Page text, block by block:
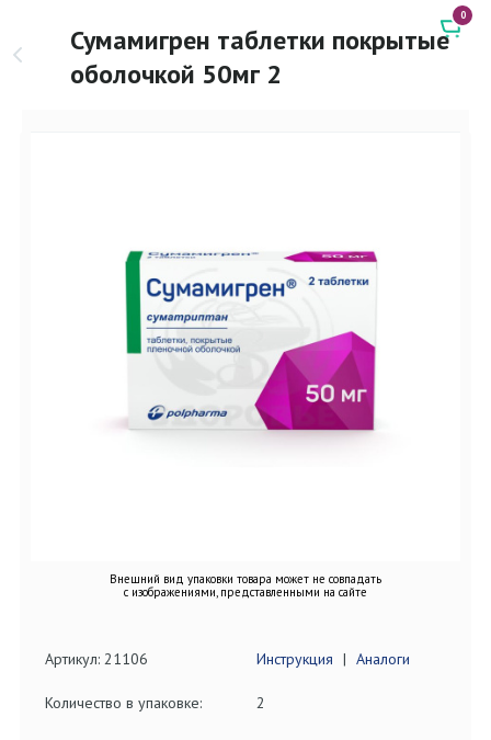
Сумамигрен таблетки покрытые
оболочкой 50мг 2
0
Внешний вид упаковки товара может не совпадать
с изображениями, представленными на сайте
Артикул: 21106 Инструкция | Аналоги
Количество в упаковке: 2